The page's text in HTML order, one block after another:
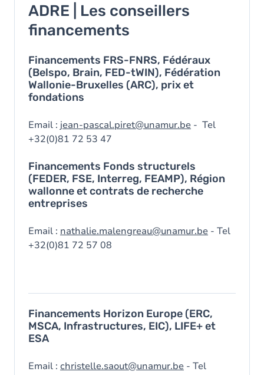
ADRE | Les conseillers
financements
Financements FRS-FNRS, Fédéraux
(Belspo, Brain, FED-tWIN), Fédération
Wallonie-Bruxelles (ARC), prix et
fondations
Email : jean-pascal.piret@unamur.be - Tel
+32(0)81 72 53 47
Financements Fonds structurels
(FEDER, FSE, Interreg, FEAMP), Région
wallonne et contrats de recherche
entreprises
Email : nathalie.malengreau@unamur.be - Tel
+32(0)81 72 57 08
Financements Horizon Europe (ERC,
MSCA, Infrastructures, EIC), LIFE+ et
ESA
Email : christelle.saout@unamur.be - Tel